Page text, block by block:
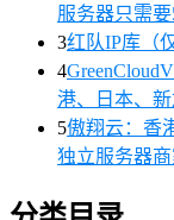
服务器只需
3红队IP库（
4
港、日本、新
5傲翔云：香
独立服务器